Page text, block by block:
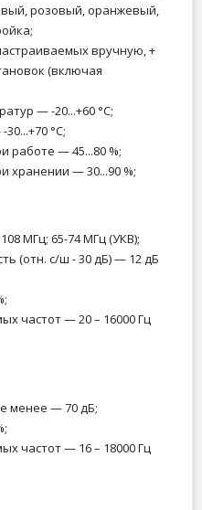
розовый, оранжевый,
вручную, +
(включая
— -20...+60 °С;
°С;
работе — 45...80 %;
хранении — 30...90 %;
МГц; 65-74 МГц (УКВ);
(отн. с/ш - 30 дБ) — 12 дБ
частот — 20 – 16000 Гц
менее — 70 дБ;
частот — 16 – 18000 Гц